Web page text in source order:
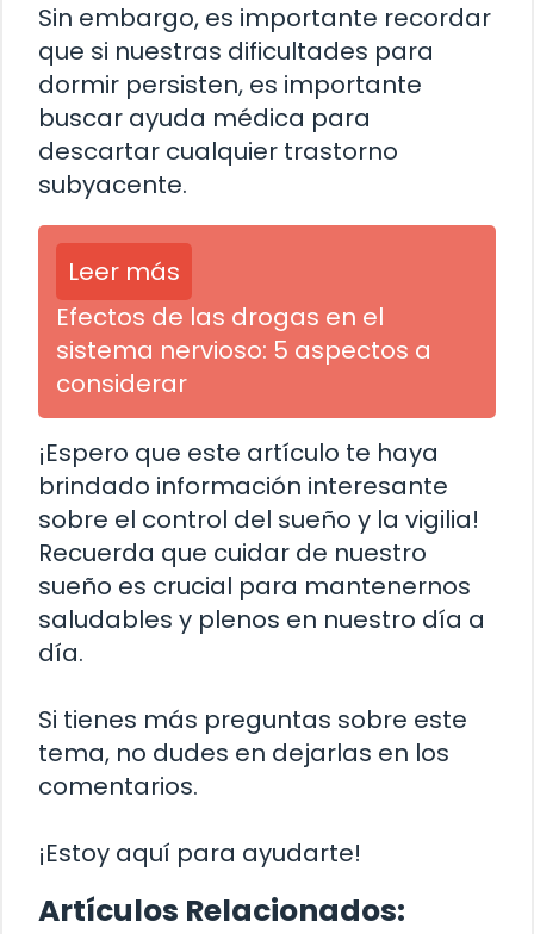
Sin embargo, es importante recordar
que si nuestras dificultades para
dormir persisten, es importante
buscar ayuda médica para
descartar cualquier trastorno
subyacente.
Leer más
Efectos de las drogas en el
sistema nervioso: 5 aspectos a
considerar
¡Espero que este artículo te haya
brindado información interesante
sobre el control del sueño y la vigilia!
Recuerda que cuidar de nuestro
sueño es crucial para mantenernos
saludables y plenos en nuestro día a
día.
Si tienes más preguntas sobre este
tema, no dudes en dejarlas en los
comentarios.
¡Estoy aquí para ayudarte!
Artículos Relacionados: